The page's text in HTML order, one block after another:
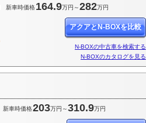
新車時価格164.9万円～282万円
アクアとN-BOXを比較
N-BOXの中古車を検索する
N-BOXのカタログを見る
新車時価格203万円～310.9万円